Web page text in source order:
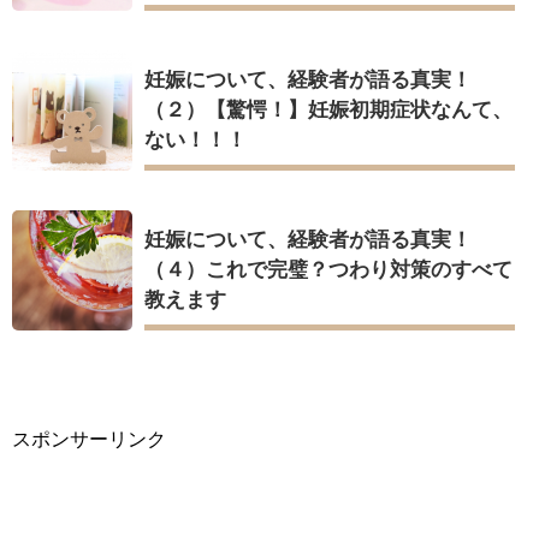
妊娠について、経験者が語る真実！
（２）【驚愕！】妊娠初期症状なんて、
ない！！！
妊娠について、経験者が語る真実！
（４）これで完璧？つわり対策のすべて
教えます
スポンサーリンク